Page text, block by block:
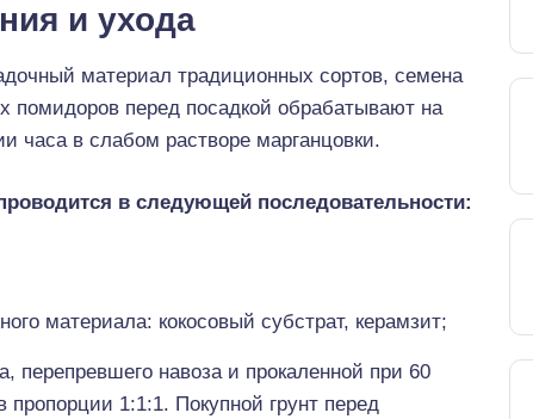
и ухода
материал традиционных сортов, семена
помидоров перед посадкой обрабатывают на
часа в слабом растворе марганцовки.
в следующей последовательности:
материала: кокосовый субстрат, керамзит;
перепревшего навоза и прокаленной при 60
1:1:1. Покупной грунт перед